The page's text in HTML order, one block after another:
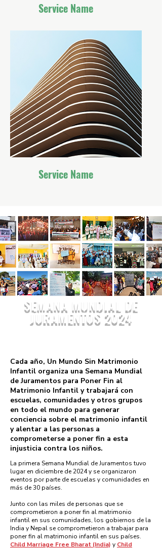
Service Name
Service Name
SEMANA MUNDIAL DE
JURAMENTOS 2024
Cada año, Un Mundo Sin Matrimonio
Infantil organiza una Semana Mundial
de Juramentos para Poner Fin al
Matrimonio Infantil y trabajará con
escuelas, comunidades y otros grupos
en todo el mundo para generar
conciencia sobre el matrimonio infantil
y alentar a las personas a
comprometerse a poner fin a esta
injusticia contra los niños.
La primera Semana Mundial de Juramentos tuvo
lugar en diciembre de 2024 y se organizaron
eventos por parte de escuelas y comunidades en
más de 30 países.
Junto con las miles de personas que se
comprometieron a poner fin al matrimonio
infantil en sus comunidades, los gobiernos de la
India y Nepal se comprometieron a trabajar para
poner fin al matrimonio infantil en sus países.
Child Marriage Free Bharat (India) y Child